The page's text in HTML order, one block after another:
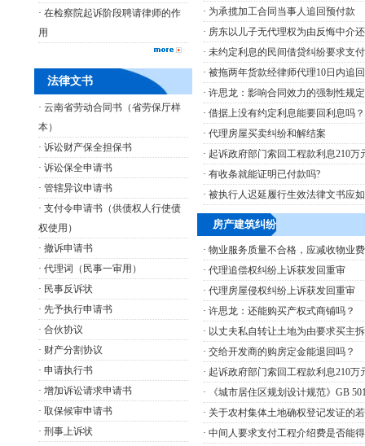
· 在检察院起诉阶段聘请律师的作
用
法律文书
· 云南省劳动合同书（省劳保厅样
本）
· 诉讼财产保全担保书
· 诉讼保全申请书
· 管辖异议申请书
· 支付令申请书（供债权人行使债
权使用）
· 撤诉申请书
· 代理词（民事一审用）
· 民事反诉状
· 先予执行申请书
· 合伙协议
· 财产分割协议
· 申请执行书
· 增加诉讼请求申请书
· 取保候审申请书
· 刑事上诉状
· 为承揽加工合同当事人追回预付款
· 房东以儿子无代理权为由反悔中介
· 未约定利息的民间借贷纠纷要求支
· 被拖两年货款经律师代理10日内追回
· 许思龙：影响合同效力的强制性规
· 借据上没有约定利息能要回利息吗？
· 代理房屋买卖纠纷和解结案
· 起诉政府部门索回工程款利息210万
· 有收条就能证明已付款吗?
· 被执行人迟延履行生效法律文书应
房产建筑纠纷
· 物业服务质量不合格，应减收物业
· 代理追偿权纠纷上诉获发回重审
· 代理房屋侵权纠纷上诉获发回重审
· 许思龙：还能购买产权式商铺吗？
· 以丈夫私自转让土地为由要求买主
· 交给开发商的购房定金能退回吗？
· 起诉政府部门索回工程款利息210万
·
《城市居住区规划设计规范》GB
· 关于农村集体土地确权登记发证的
· 中间人要求支付工程介绍费是否能